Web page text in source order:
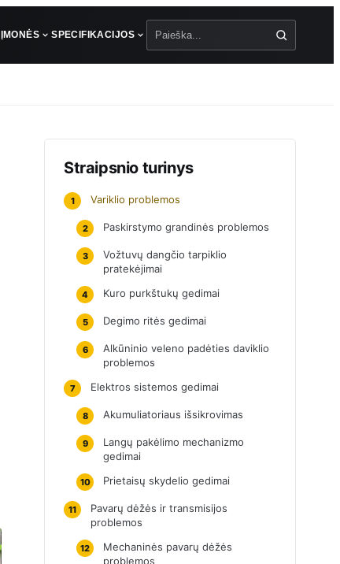
ĮMONĖS SPECIFIKACIJOS
Straipsnio turinys
1 Variklio problemos
2 Paskirstymo grandinės problemos
3
Vožtuvų dangčio tarpiklio
pratekėjimai
4 Kuro purkštukų gedimai
5 Degimo ritės gedimai
6
Alkūninio veleno padėties daviklio
problemos
7 Elektros sistemos gedimai
8 Akumuliatoriaus išsikrovimas
9
Langų pakėlimo mechanizmo
gedimai
10 Prietaisų skydelio gedimai
11
Pavarų dėžės ir transmisijos
problemos
12
Mechaninės pavarų dėžės
problemos